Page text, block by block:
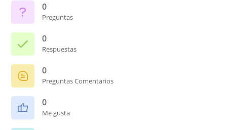
0
Preguntas
0
Respuestas
0
Preguntas Comentarios
0
Me gusta